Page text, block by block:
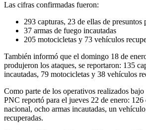
Las cifras confirmadas fueron:
293 capturas, 23 de ellas de presuntos
37 armas de fuego incautadas
205 motocicletas y 73 vehículos
También informó que el domingo 18 de
produjeron los ataques, se reportaron: 135
incautadas, 79 motocicletas y 38 vehículos
Como parte de los operativos realizados
PNC reportó para el jueves 22 de enero: 126
nacional, ocho armas incautadas, un
recuperadas.